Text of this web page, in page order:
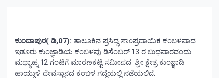
ಕುಂದಾಪುರ( ಡಿ,07): ತಾಲೂಕಿನ ಪ್ರಸಿದ್ಧ ಸಾಂಪ್ರದಾಯಿಕ ಕಂಬಳವಾದ
ಇಡೂರು ಕುಂಜ್ಞಾಡಿಯ ಕಂಬಳವು ಡಿಸೆಂಬರ್ 13 ರ ಬುಧವಾರದಂದು
ಮಧ್ಯಾಹ್ನ 12 ಗಂಟೆಗೆ ಮಾರಣಕಟ್ಟೆ ಸಮೀಪದ ಶ್ರೀ ಕ್ಷೇತ್ರ ಕುಂಜ್ಞಾಡಿ
ಹಾಯ್ಗುಳಿ ದೇವಸ್ಥಾನದ ಕಂಬಳ ಗದ್ದೆಯಲ್ಲಿ ನಡೆಯಲಿದೆ.